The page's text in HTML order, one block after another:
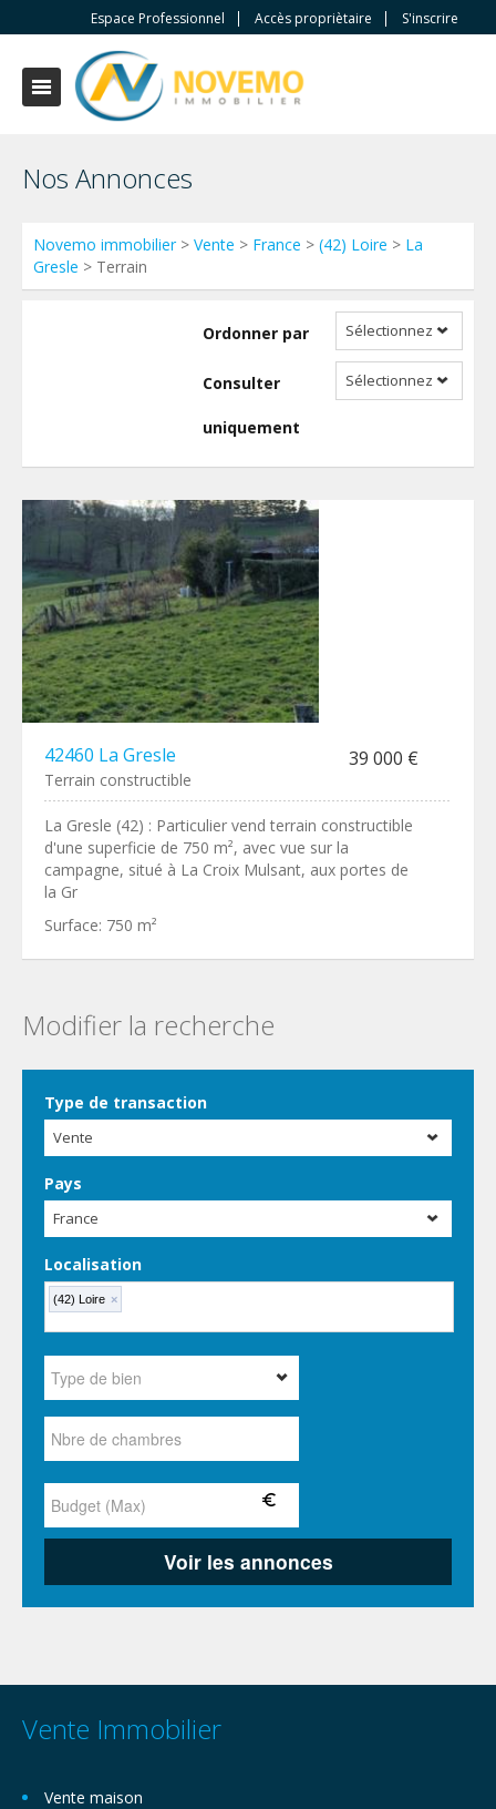
Espace Professionnel Accès propriètaire S'inscrire
Nos Annonces
Novemo immobilier> Vente > France > (42) Loire > La
Gresle > Terrain
Ordonner par Sélectionnez
Consulter
uniquement
Sélectionnez
42460 La Gresle 39 000 €
Terrain constructible
La Gresle (42) : Particulier vend terrain constructible
d'une superficie de 750 m², avec vue sur la
campagne, situé à La Croix Mulsant, aux portes de
la Gr
Surface: 750 m²
Modifier la recherche
Type de transaction
Vente
Pays
France
Localisation
(42) Loire ×
Vente Immobilier
Vente maison